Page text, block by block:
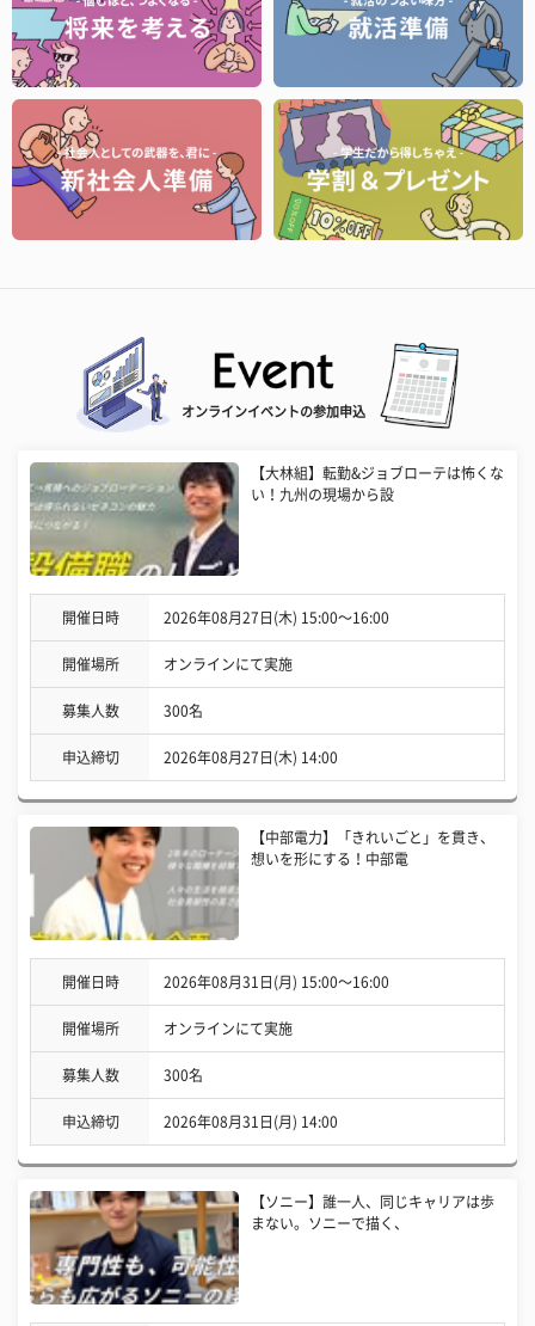
オンラインイベントの参加申込
【大林組】転勤&ジョブローテは怖くな
い！九州の現場から設
開催日時 2026年08月27日(木) 15:00〜16:00
開催場所 オンラインにて実施
募集人数 300名
申込締切 2026年08月27日(木) 14:00
【中部電力】「きれいごと」を貫き、
想いを形にする！中部電
開催日時 2026年08月31日(月) 15:00〜16:00
開催場所 オンラインにて実施
募集人数 300名
申込締切 2026年08月31日(月) 14:00
【ソニー】誰一人、同じキャリアは歩
まない。ソニーで描く、